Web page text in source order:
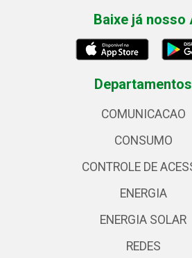
Baixe já nosso
Departamentos
COMUNICACAO
CONSUMO
CONTROLE DE
ENERGIA
ENERGIA SOLAR
REDES